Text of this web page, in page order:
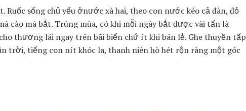
sống chủ yếu ởnước xà hai, theo con nước kéo cả đàn, đỏ
cào mà bắt. Trúng mùa, có khi mỗi ngày bắt được vài tấn là
thương lái ngay trên bãi biển chứ ít khi bán lẻ. Ghe thuyền tấp
trời, tiếng con nít khóc la, thanh niên hò hét rộn ràng một góc